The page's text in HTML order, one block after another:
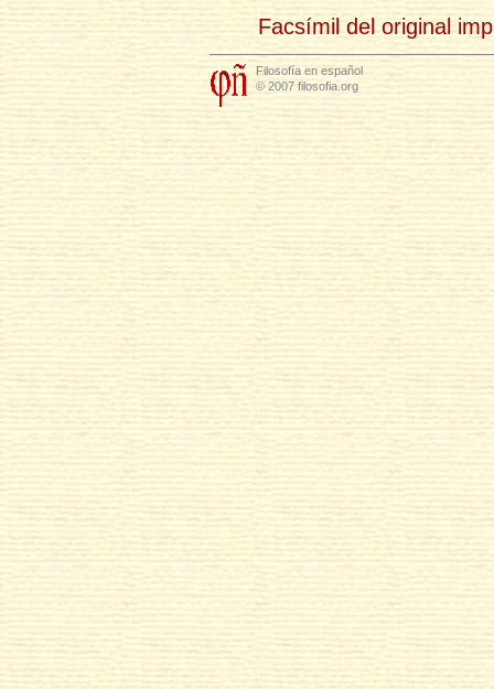
Facsímil del original
Filosofía en español
© 2007 filosofia.org